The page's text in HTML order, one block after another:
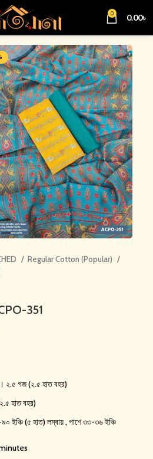
0 0.00৳
Regular Cotton (Popular)
351
২.৫ গজ (২.৫ হাত বহর)
হাত বহর)
ইঞ্চি (৫ হাত) লম্বায় , পাশে ৩৩-৩৬ ইঞ্চি